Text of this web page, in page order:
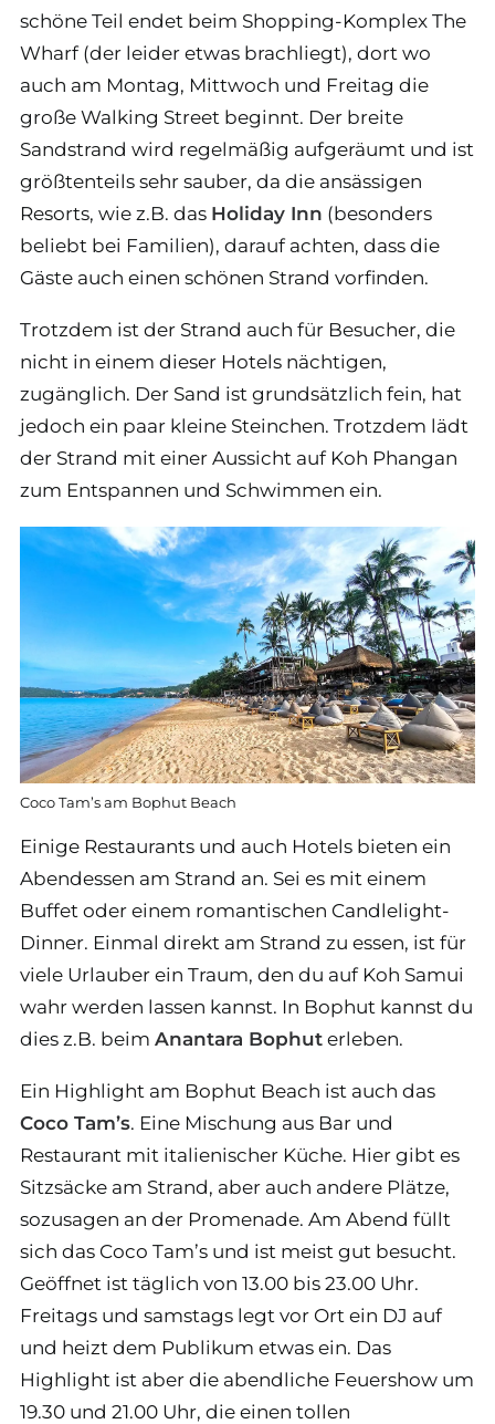
schöne Teil endet beim Shopping-Komplex The
Wharf (der leider etwas brachliegt), dort wo
auch am Montag, Mittwoch und Freitag die
große Walking Street beginnt. Der breite
Sandstrand wird regelmäßig aufgeräumt und ist
größtenteils sehr sauber, da die ansässigen
Resorts, wie z.B. das Holiday Inn (besonders
beliebt bei Familien), darauf achten, dass die
Gäste auch einen schönen Strand vorfinden.
Trotzdem ist der Strand auch für Besucher, die
nicht in einem dieser Hotels nächtigen,
zugänglich. Der Sand ist grundsätzlich fein, hat
jedoch ein paar kleine Steinchen. Trotzdem lädt
der Strand mit einer Aussicht auf Koh Phangan
zum Entspannen und Schwimmen ein.
Coco Tam’s am Bophut Beach
Einige Restaurants und auch Hotels bieten ein
Abendessen am Strand an. Sei es mit einem
Buffet oder einem romantischen Candlelight-
Dinner. Einmal direkt am Strand zu essen, ist für
viele Urlauber ein Traum, den du auf Koh Samui
wahr werden lassen kannst. In Bophut kannst du
dies z.B. beim Anantara Bophut erleben.
Ein Highlight am Bophut Beach ist auch das
Coco Tam’s. Eine Mischung aus Bar und
Restaurant mit italienischer Küche. Hier gibt es
Sitzsäcke am Strand, aber auch andere Plätze,
sozusagen an der Promenade. Am Abend füllt
sich das Coco Tam’s und ist meist gut besucht.
Geöffnet ist täglich von 13.00 bis 23.00 Uhr.
Freitags und samstags legt vor Ort ein DJ auf
und heizt dem Publikum etwas ein. Das
Highlight ist aber die abendliche Feuershow um
19.30 und 21.00 Uhr, die einen tollen